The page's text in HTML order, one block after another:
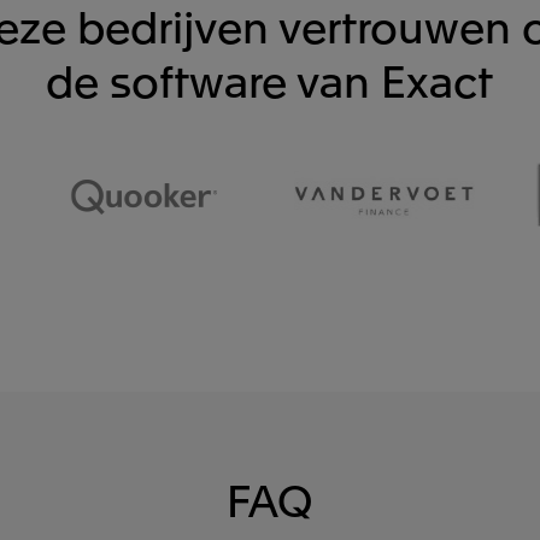
bedrijven vertrouwen
de software van Exact
FAQ